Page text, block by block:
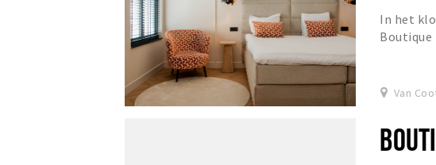
In het
Boutique
Van